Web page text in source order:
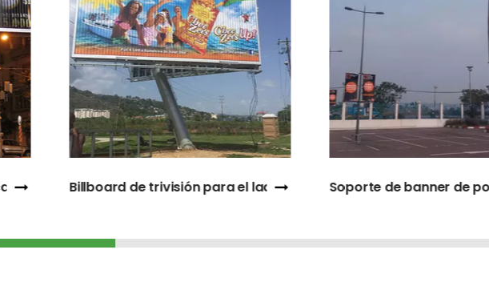
de la carretera al aire libre
Soporte de banner de poste de lámpara cargada de resorte
Señalización digital LED